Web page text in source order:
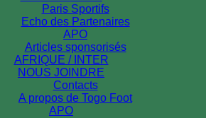
Paris Sportifs
Echo des Partenaires
APO
Articles sponsorisés
AFRIQUE / INTER
NOUS JOINDRE
Contacts
A propos de Togo Foot
APO